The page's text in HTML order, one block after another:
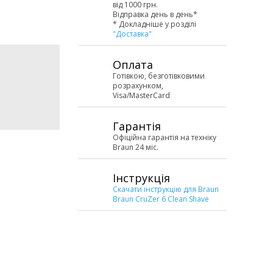
від 1000 грн.
Відправка день в день*
* Докладніше у розділі
"Доставка"
Оплата
Готівкою, безготівковими
розрахунком,
Visa/MasterCard
Гарантія
Офіційна гарантія на техніку
Braun 24 міс.
Інструкція
Скачати інструкцію для Braun
Braun CruZer 6 Clean Shave